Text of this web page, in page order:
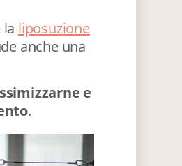
liposuzione
anche una
e
.